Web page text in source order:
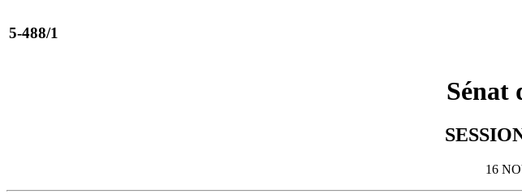
5-488/1
Sénat
16